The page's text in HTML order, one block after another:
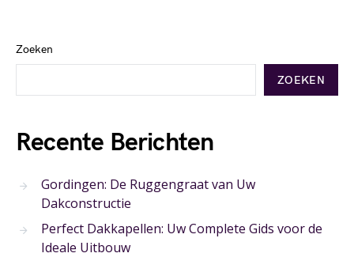
Zoeken
ZOEKEN
Recente Berichten
Gordingen: De Ruggengraat van Uw
Dakconstructie
Perfect Dakkapellen: Uw Complete Gids voor de
Ideale Uitbouw